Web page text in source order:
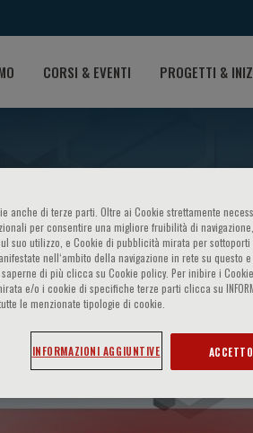
CORSI & EVENTI PROGETTI &
anche di terze parti. Oltre ai Cookie strettamente
per consentire una migliore fruibilità di
suo utilizzo, e Cookie di pubblicità mirata per
nell‘ambito della navigazione in rete su questo
di più clicca su Cookie policy. Per inibire i
e/o i cookie di specifiche terze parti clicca su
le menzionate tipologie di cookie.
INFORMAZIONI AGGIUNTIVE ACCETTO